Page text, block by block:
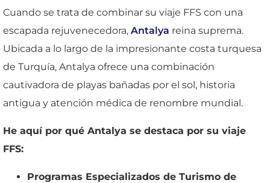
Cuando se trata de combinar su viaje FFS con una
escapada rejuvenecedora, Antalya reina suprema.
Ubicada a lo largo de la impresionante costa turquesa
de Turquía, Antalya ofrece una combinación
cautivadora de playas bañadas por el sol, historia
antigua y atención médica de renombre mundial.
He aquí por qué Antalya se destaca por su viaje
FFS:
Programas Especializados de Turismo de